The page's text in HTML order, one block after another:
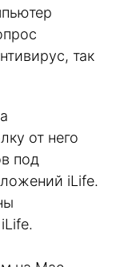
так
от него
под
iLife.